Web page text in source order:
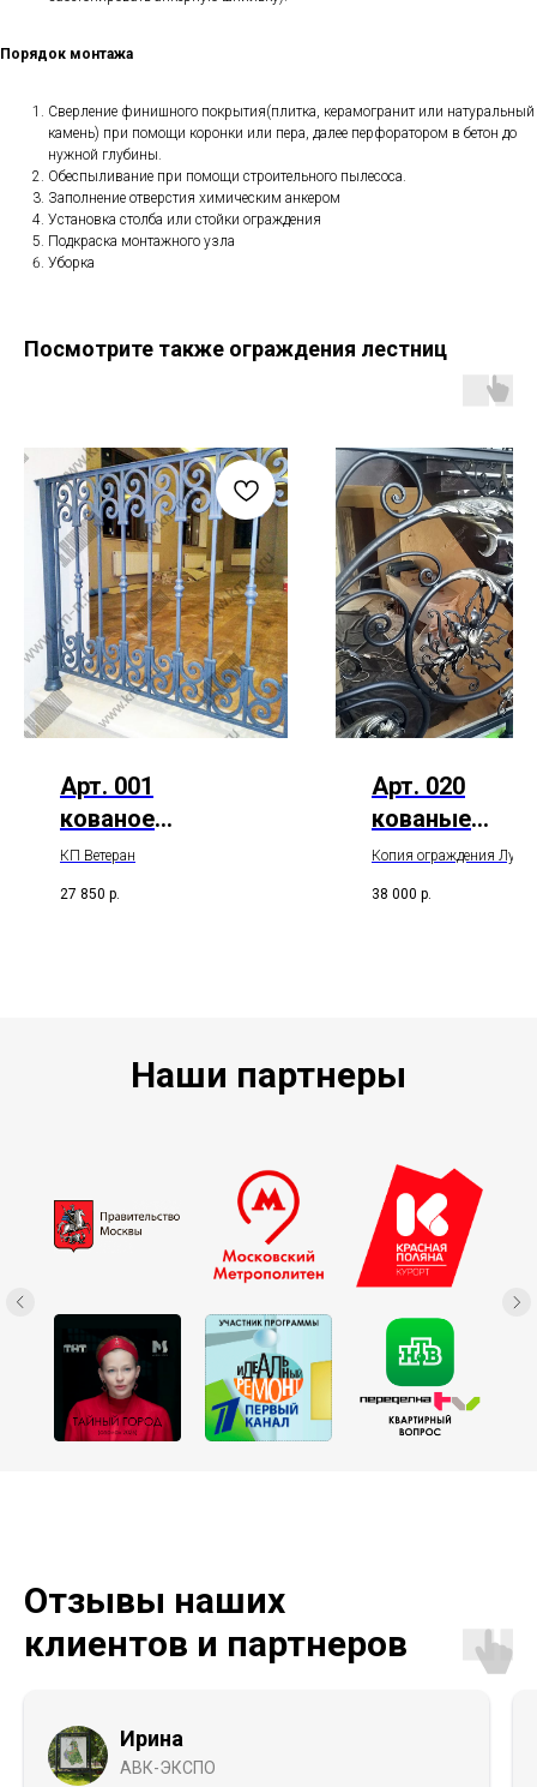
Порядок монтажа
Сверление финишного покрытия(плитка, керамогранит или натуральный
камень) при помощи коронки или пера, далее перфоратором в бетон до
нужной глубины.
Обеспыливание при помощи строительного пылесоса.
Заполнение отверстия химическим анкером
Установка столба или стойки ограждения
Подкраска монтажного узла
Уборка
Посмотрите также ограждения лестниц
Арт. 001
кованое
ограждение
лестницы
КП Ветеран
27 850 р.
Арт. 020
кованые
ограждения
лестницы
Копия ограждения
38 000 р.
Наши партнеры
Отзывы наших
клиентов и партнеров
Ирина
АВК-ЭКСПО